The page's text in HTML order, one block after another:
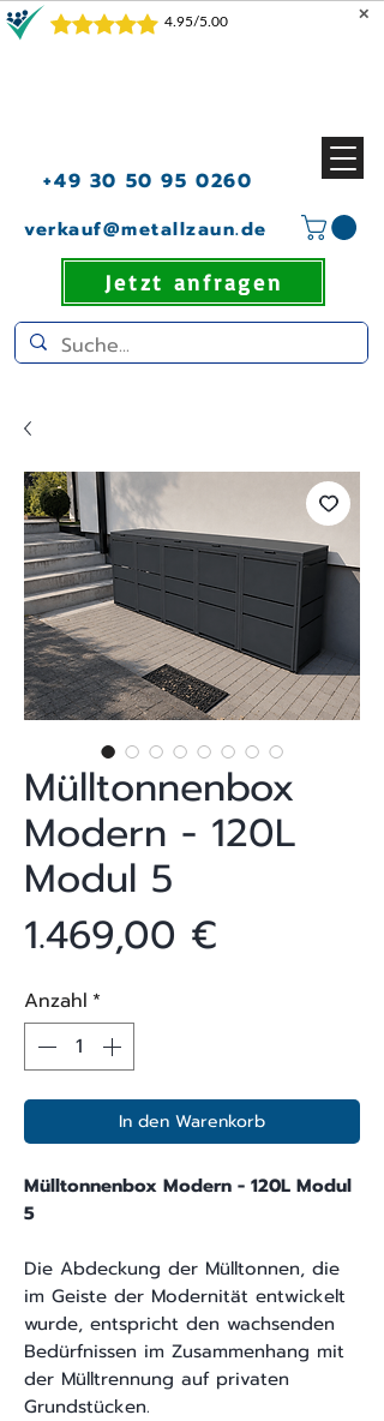
✕
+49 30 50 95 0260
verkauf@metallzaun.de
Jetzt anfragen
Mülltonnenbox
Modern - 120L
Modul 5
1.469,00 €
Anzahl *
In den Warenkorb
Mülltonnenbox Modern - 120L Modul
5
Die Abdeckung der Mülltonnen, die
im Geiste der Modernität entwickelt
wurde, entspricht den wachsenden
Bedürfnissen im Zusammenhang mit
der Mülltrennung auf privaten
Grundstücken.